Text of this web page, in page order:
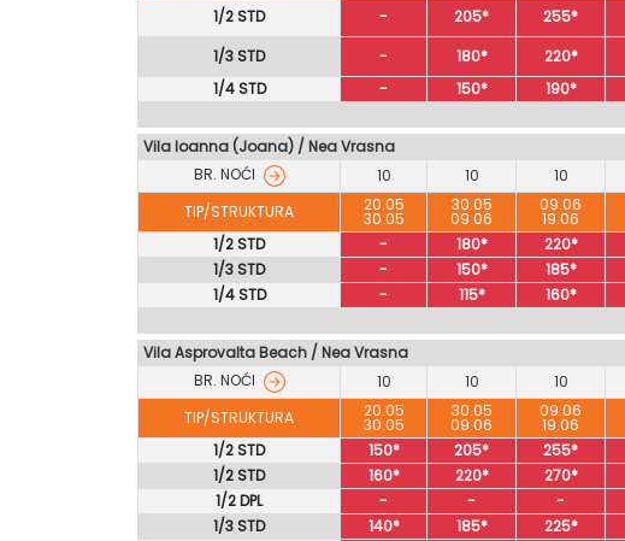
1/2 STD
- 205* 255*
1/3 STD
- 180* 220*
1/4 STD
- 150* 190*
Vila Ioanna (Joana) / Nea Vrasna
BR. NOĆI
10 10 10
TIP/STRUKTURA
20.05
30.05
30.05
09.06
09.06
19.06
1/2 STD
- 180* 220*
1/3 STD
- 150* 185*
1/4 STD
- 115* 160*
Vila Asprovalta Beach / Nea Vrasna
BR. NOĆI
10 10 10
TIP/STRUKTURA
20.05
30.05
30.05
09.06
09.06
19.06
1/2 STD
150* 205* 255*
1/2 STD
160* 220* 270*
1/2 DPL
- - -
1/3 STD
140* 185* 225*